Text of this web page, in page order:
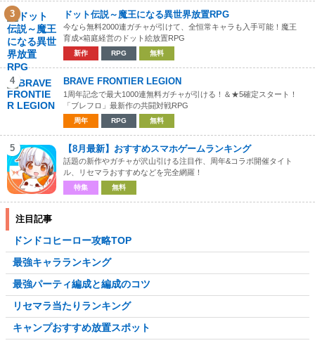
3 ドット伝説～魔王になる異世界放置RPG
今なら無料2000連ガチャが引けて、全恒常キャラも入手可能！魔王
育成×箱庭経営のドット絵放置RPG
新作 RPG 無料
4 BRAVE FRONTIER LEGION
1周年記念で最大1000連無料ガチャが引ける！＆★5確定スタート！
「ブレフロ」最新作の共闘対戦RPG
周年 RPG 無料
5 【8月最新】おすすめスマホゲームランキング
話題の新作やガチャが沢山引ける注目作、周年&コラボ開催タイト
ル、リセマラおすすめなどを完全網羅！
特集 無料
注目記事
ドンドコヒーロー攻略TOP
最強キャラランキング
最強パーティ編成と編成のコツ
リセマラ当たりランキング
キャンプおすすめ放置スポット